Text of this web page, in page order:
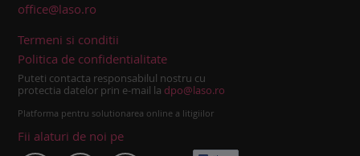
office@laso.ro
Termeni si conditii
Politica de confidentialitate
Puteti contacta responsabilul nostru cu
protectia datelor prin e-mail la dpo@laso.ro
Platforma pentru solutionarea online a litigiilor
Fii alaturi de noi pe